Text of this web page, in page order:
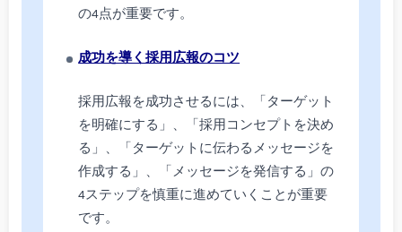
の4点が重要です。
成功を導く採用広報のコツ
採用広報を成功させるには、「ターゲット
を明確にする」、「採用コンセプトを決め
る」、「ターゲットに伝わるメッセージを
作成する」、「メッセージを発信する」の
4ステップを慎重に進めていくことが重要
です。